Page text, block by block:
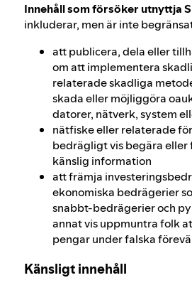
Innehåll som försöker utnyttja
inkluderar, men är inte
att publicera, dela eller
om att implementera
relaterade skadliga
skada eller möjliggöra
datorer, nätverk, system
nätfiske eller relaterade
bedrägligt vis begära eller
känslig information
att främja
ekonomiska bedrägerier
snabbt‑bedrägerier och
annat vis uppmuntra folk
pengar under falska
Känsligt innehåll